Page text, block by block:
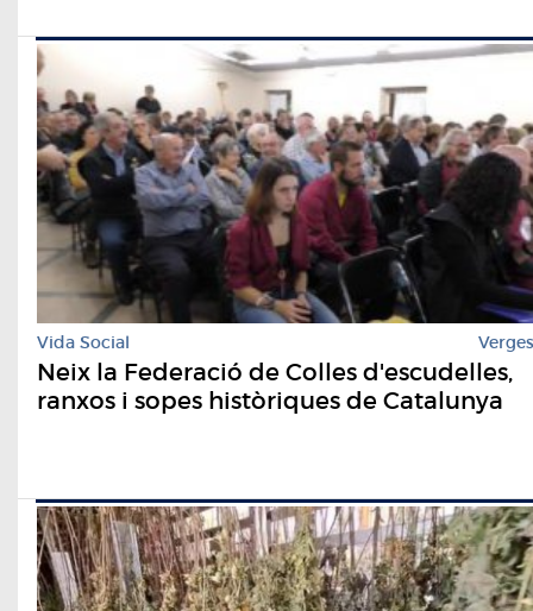
Vida Social Verges
Neix la Federació de Colles d'escudelles,
ranxos i sopes històriques de Catalunya